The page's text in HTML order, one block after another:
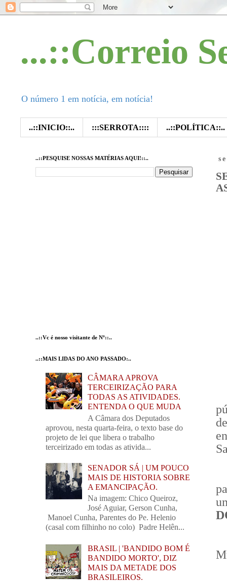
...::Correio
O número 1 em notícia, em notícia!
..::INICIO::.. :::SERROTA:::: ..::POLÍTICA::..
..::PESQUISE NOSSAS MATÉRIAS AQUI!::..
..::Vc é nosso visitante de Nº::..
..::MAIS LIDAS DO ANO PASSADO:..
CÂMARA APROVA
TERCEIRIZAÇÃO PARA
TODAS AS ATIVIDADES.
ENTENDA O QUE MUDA
A Câmara dos Deputados
aprovou, nesta quarta-feira, o texto base do
projeto de lei que libera o trabalho
terceirizado em todas as ativida...
SENADOR SÁ | UM POUCO
MAIS DE HISTORIA SOBRE
A EMANCIPAÇÃO.
Na imagem: Chico Queiroz,
José Aguiar, Gerson Cunha,
Manoel Cunha, Parentes do Pe. Helenio
(casal com filhinho no colo) Padre Helên...
BRASIL | 'BANDIDO BOM É
BANDIDO MORTO', DIZ
MAIS DA METADE DOS
BRASILEIROS.